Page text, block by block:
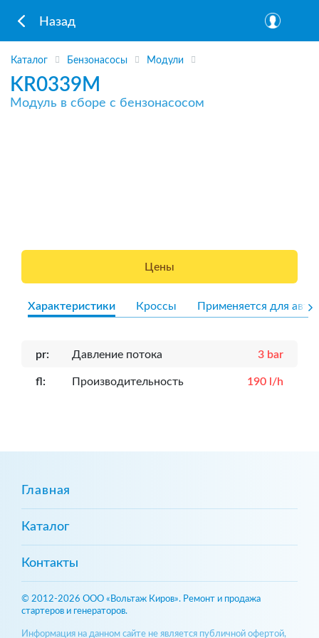
Назад
Каталог Бензонасосы Модули
KR0339M
Модуль в сборе с бензонасосом
Цены
Характеристики Кроссы Применяется для авто
pr: Давление потока 3 bar
fl: Производительность 190 l/h
Главная
Каталог
Контакты
© 2012-2026 ООО «Вольтаж Киров». Ремонт и продажа
стартеров и генераторов.
Информация на данном сайте не является публичной офертой,